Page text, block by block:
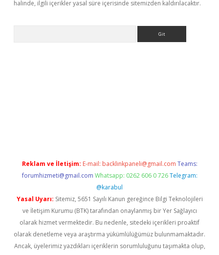
halinde, ilgili içerikler yasal süre içerisinde sitemizden kaldırılacaktır.
Reklam ve İletişim: E-mail: backlinkpaneli@gmail.com Teams:
forumhizmeti@gmail.com Whatsapp: 0262 606 0 726 Telegram:
@karabul
Yasal Uyarı: Sitemiz, 5651 Sayılı Kanun gereğince Bilgi Teknolojileri
ve İletişim Kurumu (BTK) tarafından onaylanmış bir Yer Sağlayıcı
olarak hizmet vermektedir. Bu nedenle, sitedeki içerikleri proaktif
olarak denetleme veya araştırma yükümlülüğümüz bulunmamaktadır.
Ancak, üyelerimiz yazdıkları içeriklerin sorumluluğunu taşımakta olup,